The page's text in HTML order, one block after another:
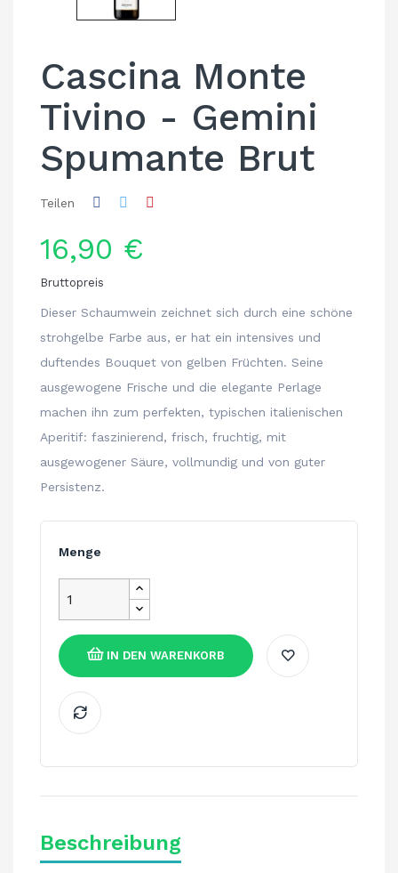
Cascina Monte
Tivino - Gemini
Spumante Brut
Teilen
16,90 €
Bruttopreis
Dieser Schaumwein zeichnet sich durch eine schöne
strohgelbe Farbe aus, er hat ein intensives und
duftendes Bouquet von gelben Früchten. Seine
ausgewogene Frische und die elegante Perlage
machen ihn zum perfekten, typischen italienischen
Aperitif: faszinierend, frisch, fruchtig, mit
ausgewogener Säure, vollmundig und von guter
Persistenz.
Menge
IN DEN WARENKORB
Beschreibung